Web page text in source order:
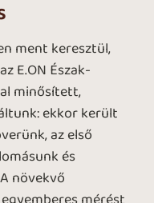
ment keresztül,
E.ON Észak-
minősített,
ekkor került
az első
és
növekvő